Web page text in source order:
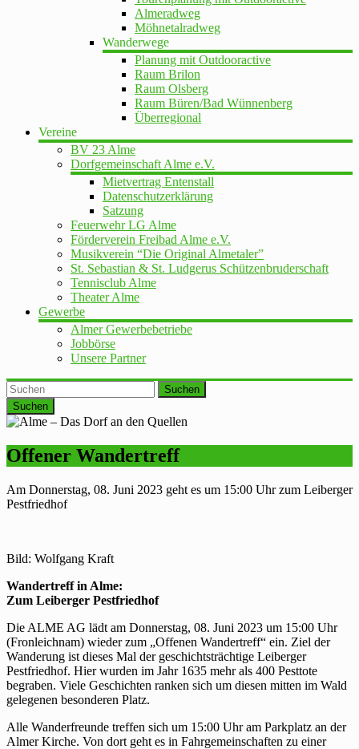
Almeradweg
Möhnetalradweg
Wanderwege
Planung mit Outdooractive
Raum Brilon
Raum Olsberg
Raum Büren/Bad Wünnenberg
Überregional
Vereine
BV 23 Alme
Dorfgemeinschaft Alme e.V.
Mietvertrag Entenstall
Datenschutzerklärung
Satzung
Feuerwehr LG Alme
Förderverein Freibad Alme e.V.
Musikverein “Die Original Almetaler”
St. Sebastian & St. Ludgerus Schützenbruderschaft
Tennisclub Alme
Theater Alme
Gewerbe
Almer Gewerbebetriebe
Jobbörse
Unsere Partner
Suchen
Offener Wandertreff
Am Donnerstag, 08. Juni 2023 geht es um 15:00 Uhr zum Leiberger
Pestfriedhof
Bild: Wolfgang Kraft
Wandertreffin Alme:
Zum Leiberger Pestfriedhof
Die ALME AG lädt am Donnerstag, 08. Juni 2023 um 15:00 Uhr
(Fronleichnam) wieder zum „Offenen Wandertreff“ ein. Ziel der
Wanderung ist dieses Mal der geschichtsträchtige Leiberger
Pestfriedhof. Hier wurden im Jahr 1635 mehr als 400 Pesttote
begraben. Viele Geschichten ranken sich um diesen mitten im Wald
gelegenen besonderen Platz.
Alle Wanderfreunde treffen sich um 15:00 Uhr am Parkplatz an der
Almer Kirche. Von dort geht es in Fahrgemeinschaften zu einer